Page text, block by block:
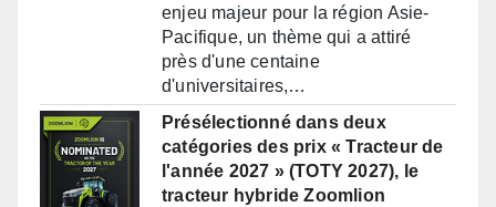
enjeu majeur pour la région Asie-
Pacifique, un thème qui a attiré
près d'une centaine
d'universitaires,…
Présélectionné dans deux
catégories des prix « Tracteur de
l'année 2027 » (TOTY 2027), le
tracteur hybride Zoomlion